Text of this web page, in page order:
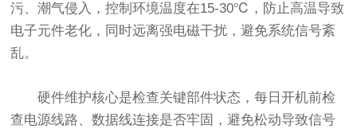
污、潮气侵入，控制环境温度在15-30℃，防止高温导致
电子元件老化，同时远离强电磁干扰，避免系统信号紊
乱。
硬件维护核心是检查关键部件状态，每日开机前检
查电源线路、数据线连接是否牢固，避免松动导致信号